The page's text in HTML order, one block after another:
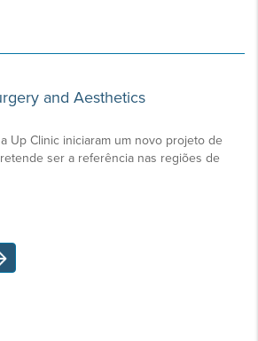
and Aesthetics
Up Clinic iniciaram um novo projeto de
ser a referência nas regiões de